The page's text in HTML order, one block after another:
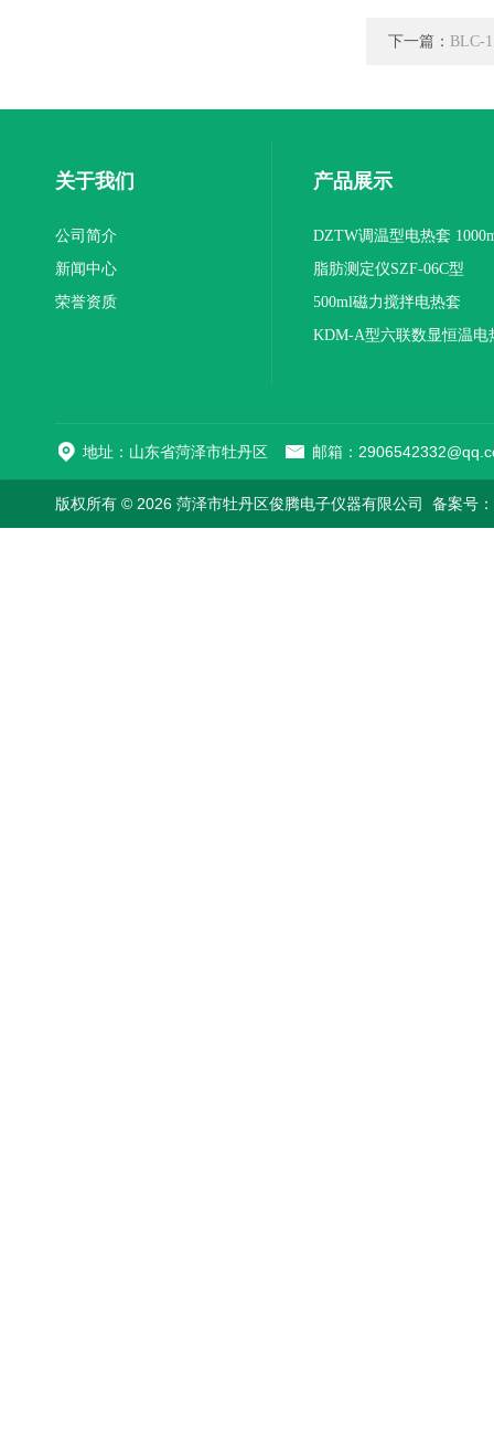
下一篇： BLC-
关于我们
公司简介
新闻中心
荣誉资质
产品展示
DZTW调温型电热套
联
脂肪测定仪SZF-06C型
500ml磁力搅拌电热套
KDM-A型六联数显恒温电
地址：山东省菏泽市牡丹区 邮箱：
版权所有 © 2026 菏泽市牡丹区俊腾电子仪器有限公司 备案号